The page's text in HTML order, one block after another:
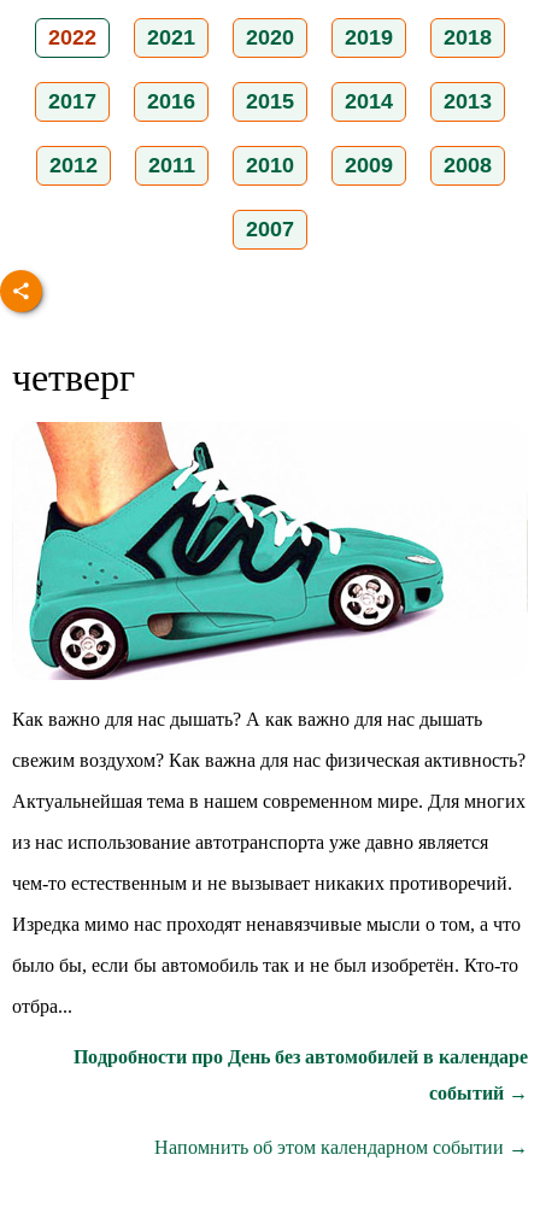
2022 2021 2020 2019 2018
2017 2016 2015 2014 2013
2012 2011 2010 2009 2008
2007
четверг
Как важно для нас дышать? А как важно для нас дышать
свежим воздухом? Как важна для нас физическая активность?
Актуальнейшая тема в нашем современном мире. Для многих
из нас использование автотранспорта уже давно является
чем-то естественным и не вызывает никаких противоречий.
Изредка мимо нас проходят ненавязчивые мысли о том, а что
было бы, если бы автомобиль так и не был изобретён. Кто-то
отбра...
Подробности про День без автомобилей в календаре
событий →
Напомнить об этом календарном событии →